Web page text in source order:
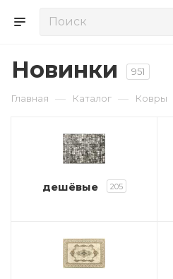
Новинки 951
Главная — Каталог — Ковры
дешёвые 205